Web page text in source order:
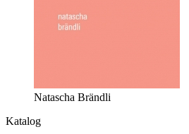
Natascha Brändli
Katalog